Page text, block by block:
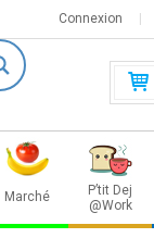
Connexion
Marché
P’tit Dej
@Work